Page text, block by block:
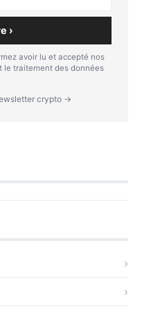
›
avoir lu et accepté nos
le traitement des données
crypto →